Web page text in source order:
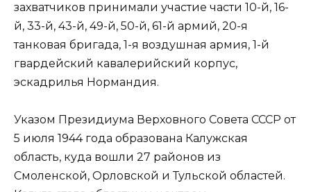
захватчиков принимали участие части 10-й, 16-
й, 33-й, 43-й, 49-й, 50-й, 61-й армий, 20-я
танковая бригада, 1-я воздушная армия, 1-й
гвардейский кавалерийский корпус,
эскадрилья Нормандия.
Указом Президиума Верховного Совета СССР от
5 июля 1944 года образована Калужская
область, куда вошли 27 районов из
Смоленской, Орловской и Тульской областей.